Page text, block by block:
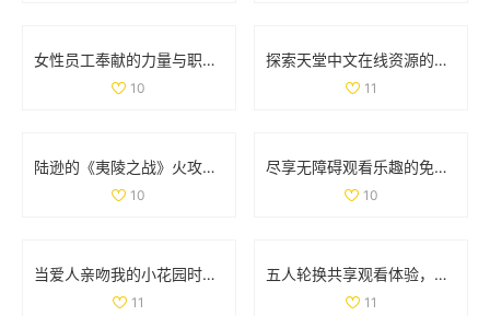
女性员工奉献的力量与职场价值的平衡探讨
10
探索天堂中文在线资源的多样选择与使用指南
11
陆逊的《夷陵之战》火攻考察：胜利背后的真实因素分析
10
尽享无障碍观看乐趣的免费真人在线直播平台推荐
10
当爱人亲吻我的小花园时，他对我的爱意有多深厚呢
11
五人轮换共享观看体验，畅享精彩电视剧无需花费
11